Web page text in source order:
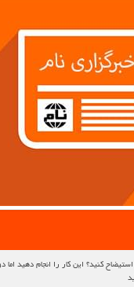
کنید؟ این کار را انجام دهید اما